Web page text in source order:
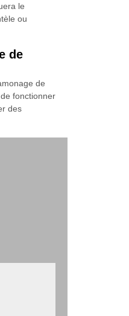
le
ou
de
de
fonctionner
des